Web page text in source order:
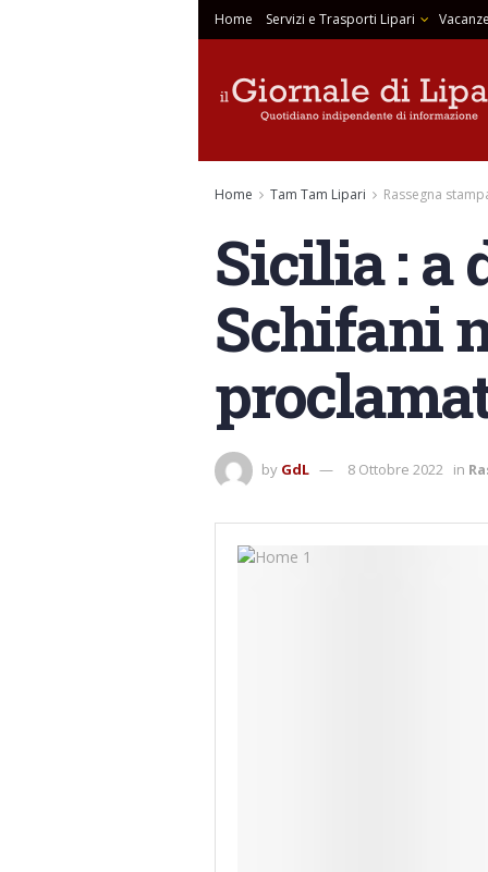
Home Servizi e Trasporti Lipari
Home Tam Tam Lipari Rassegna
Sicilia : a
Schifani
by GdL 8 Ottobre 2022 in